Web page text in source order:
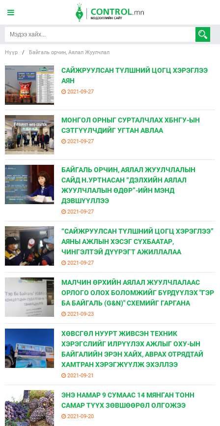
Нүүр / Байгаль орчин, Аялал Жуулчлал
САЙЖРУУЛСАН ТҮЛШНИЙ ЦОГЦ ХЭРЭГЛЭЭ
АЯН
2021-09-27
МОНГОЛ ОРНЫГ СУРТАЛЧЛАХ ХБНГУ-ЫН
СЭТГҮҮЛЧДИЙГ УГТАН АВЛАА
2021-09-27
БАЙГАЛЬ ОРЧИН, АЯЛАЛ ЖУУЛЧЛАЛЫН
САЙД Н.УРТНАСАН “ДЭЛХИЙН АЯЛАЛ
ЖУУЛЧЛАЛЫН ӨДӨР”-ИЙН МЭНД
ДЭВШҮҮЛЛЭЭ
2021-09-27
“САЙЖРУУЛСАН ТҮЛШНИЙ ЦОГЦ ХЭРЭГЛЭЭ”
АЯНЫ АЖЛЫН ХЭСЭГ СҮХБААТАР,
ЧИНГЭЛТЭЙ ДҮҮРЭГТ АЖИЛЛАЛАА
2021-09-27
МАЛЧИН ӨРХИЙН АЯЛАЛ ЖУУЛЧЛАЛААС
ОРЛОГО ОЛОХ БОЛОМЖИЙГ БҮРДҮҮЛЭХ "ГЭР
БА БАЙГАЛЬ (G&N)" СХЕМИЙГ ГАРГАНА
2021-09-23
ХӨВСГӨЛ НУУРТ ЖИВСЭН ТЕХНИК
ХЭРЭГСЛИЙГ ИЛРҮҮЛЭХ АЖЛЫГ ОХУ-ЫН
БАЙГАЛИЙН ЭРЭН ХАЙХ, АВРАХ ОТРЯДТАЙ
ХАМТРАН ХЭРЭГЖҮҮЛЖ ЭХЭЛЛЭЭ
2021-09-21
ЭНЭ НАМАР 9 СУМААС 14 МЯНГАН ТОНН
САМАР ТҮҮХ ЗӨВШӨӨРӨЛ ОЛГОЖЭЭ
2021-09-20